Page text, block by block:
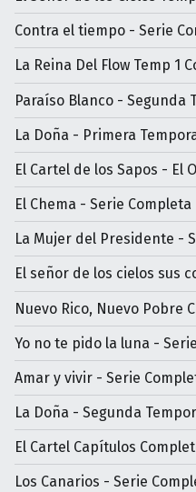
Contra el tiempo - Serie
La Reina Del Flow Temp 1
Paraíso Blanco - Segunda
La Doña - Primera
El Cartel de los Sapos - El
El Chema - Serie Completa
La Mujer del Presidente -
El señor de los cielos sus
Nuevo Rico, Nuevo Pobre
Yo no te pido la luna -
Amar y vivir - Serie
La Doña - Segunda
El Cartel Capítulos
Los Canarios - Serie